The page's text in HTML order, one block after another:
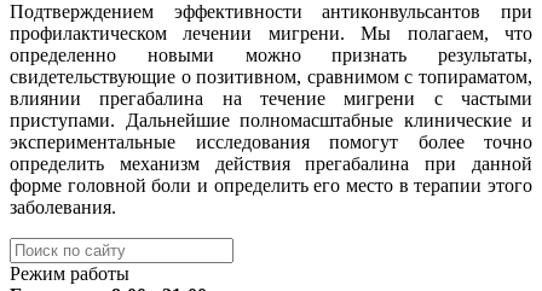
Подтверждением эффективности антиконвульсантов при
профилактическом лечении мигрени. Мы полагаем, что
определенно новыми можно признать результаты,
свидетельствующие о позитивном, сравнимом с топираматом,
влиянии прегабалина на течение мигрени с частыми
приступами. Дальнейшие полномасштабные клинические и
экспериментальные исследования помогут более точно
определить механизм действия прегабалина при данной
форме головной боли и определить его место в терапии этого
заболевания.
Режим работы